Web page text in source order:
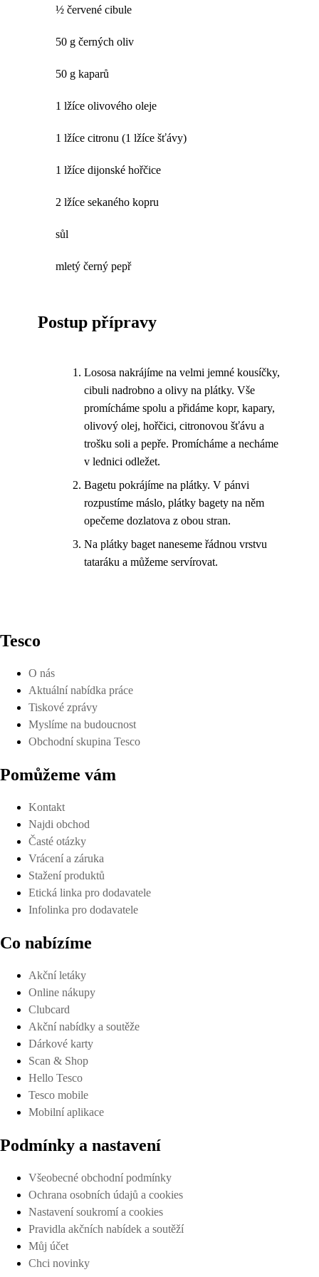
½ červené cibule
50 g černých oliv
50 g kaparů
1 lžíce olivového oleje
1 lžíce citronu (1 lžíce šťávy)
1 lžíce dijonské hořčice
2 lžíce sekaného kopru
sůl
mletý černý pepř
Postup přípravy
Lososa nakrájíme na velmi jemné kousíčky,
cibuli nadrobno a olivy na plátky. Vše
promícháme spolu a přidáme kopr, kapary,
olivový olej, hořčici, citronovou šťávu a
trošku soli a pepře. Promícháme a necháme
v lednici odležet.
Bagetu pokrájíme na plátky. V pánvi
rozpustíme máslo, plátky bagety na něm
opečeme dozlatova z obou stran.
Na plátky baget naneseme řádnou vrstvu
tataráku a můžeme servírovat.
Tesco
O nás
Aktuální nabídka práce
Tiskové zprávy
Myslíme na budoucnost
Obchodní skupina Tesco
Pomůžeme vám
Kontakt
Najdi obchod
Časté otázky
Vrácení a záruka
Stažení produktů
Etická linka pro dodavatele
Infolinka pro dodavatele
Co nabízíme
Akční letáky
Online nákupy
Clubcard
Akční nabídky a soutěže
Dárkové karty
Scan & Shop
Hello Tesco
Tesco mobile
Mobilní aplikace
Podmínky a nastavení
Všeobecné obchodní podmínky
Ochrana osobních údajů a cookies
Nastavení soukromí a cookies
Pravidla akčních nabídek a soutěží
Můj účet
Chci novinky